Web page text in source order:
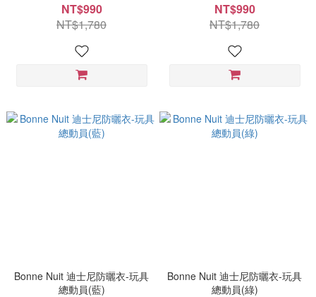
NT$990
NT$1,780
NT$990
NT$1,780
Bonne Nuit 迪士尼防曬衣-玩具
總動員(藍)
Bonne Nuit 迪士尼防曬衣-玩具
總動員(綠)